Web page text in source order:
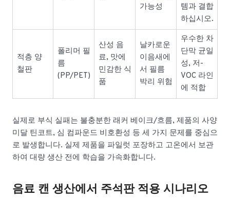
가능성
템과 결합
하십시오.
적층 양
철판
폴리머 필
름
(PP/PET)
산성 음
료, 맛에
민감한 식
품
날카로운
이음새에
서 필름
박리 위험
우수한 차
단막 균일
성, 저-
VOC 라인
에 적합
실제로 부식 실패는 불충분한 래커 베이크/흐름, 제품의 사양
미달 틴코트, 심 컴파운드 비호환성 등 세 가지 문제를 중심으
로 발생합니다. 실제 제품을 파일럿 포장하고 고온에서 보관
하여 대량 생산 전에 학습을 가속화합니다.
음료 캔 생산에서 주석판 적용 시나리오